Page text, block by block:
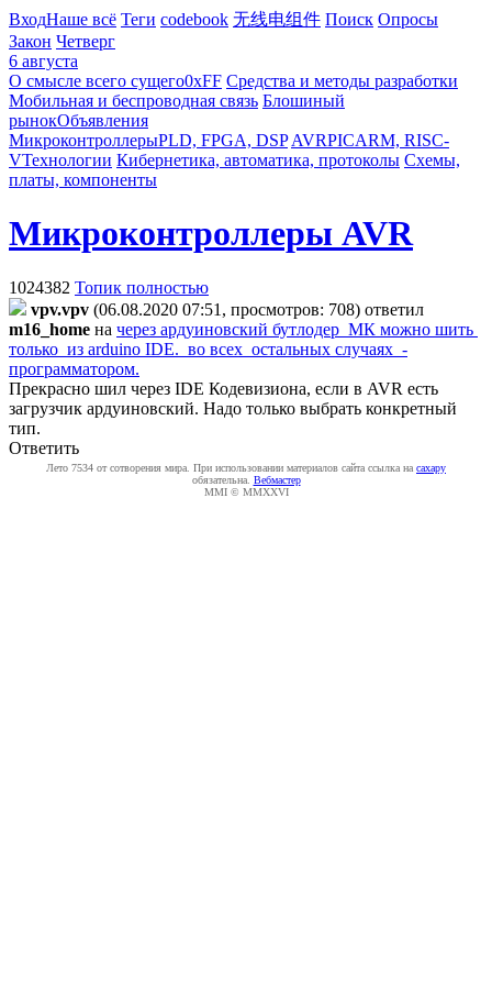
ВходНаше всё Теги codebook 无线电组件 Поиск Опросы
Закон Четверг
6 августа
О смысле всего сущего0xFF Средства и методы разработки
Мобильная и беспроводная связь Блошиный
рынокОбъявления
МикроконтроллерыPLD, FPGA, DSP AVRPICARM, RISC-
VТехнологии Кибернетика, автоматика, протоколы Схемы,
платы, компоненты
Микроконтроллеры AVR
1024382 Топик полностью
vpv.vpv (06.08.2020 07:51, просмотров: 708) ответил
m16_home на через ардуиновский бутлодер МК можно шить
только из arduino IDE. во всех остальных случаях -
программатором.
Прекрасно шил через IDE Кодевизиона, если в AVR есть
загрузчик ардуиновский. Надо только выбрать конкретный
тип.
Ответить
Лето 7534 от сотворения мира. При использовании материалов сайта ссылка на caxapу
обязательна. Вебмастер
MMI © MMXXVI